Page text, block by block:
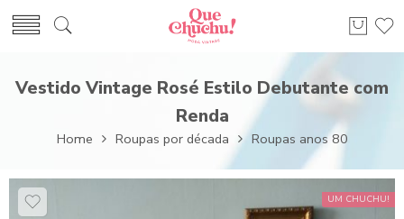
Vestido Vintage Rosé Estilo Debutante com
Renda
Home Roupas por década Roupas anos 80
UM CHUCHU!